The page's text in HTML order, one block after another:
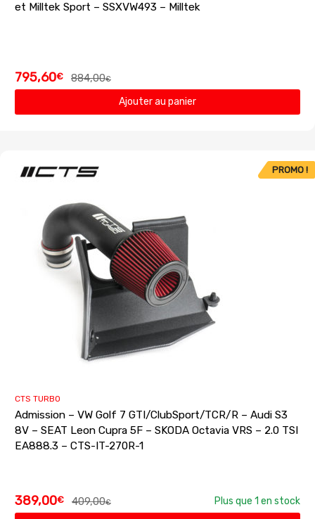
et Milltek Sport – SSXVW493 – Milltek
884,00€
795,60€
Ajouter au panier
PROMO !
CTS TURBO
Admission – VW Golf 7 GTI/ClubSport/TCR/R – Audi S3
8V – SEAT Leon Cupra 5F – SKODA Octavia VRS – 2.0 TSI
EA888.3 – CTS-IT-270R-1
409,00€
389,00€
Plus que 1 en stock